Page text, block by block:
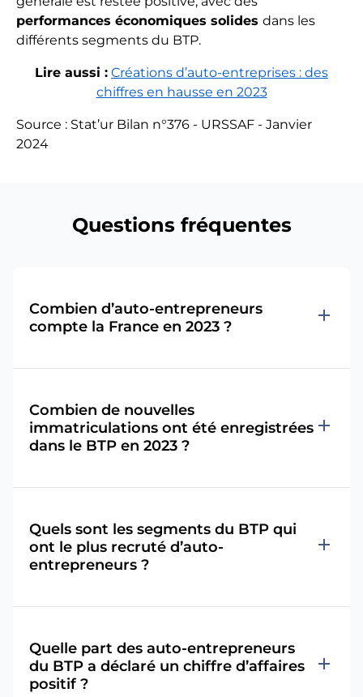
performances économiques solides dans les
différents segments du BTP.
Lire aussi : Créations d’auto-entreprises : des
chiffres en hausse en 2023
Source : Stat’ur Bilan n°376 - URSSAF - Janvier
2024
Questions fréquentes
Combien d’auto-entrepreneurs
compte la France en 2023 ?
add
Combien de nouvelles
immatriculations ont été enregistrées
dans le BTP en 2023 ?
add
Quels sont les segments du BTP qui
ont le plus recruté d’auto-
entrepreneurs ?
add
Quelle part des auto-entrepreneurs
du BTP a déclaré un chiffre d’affaires
positif ?
add